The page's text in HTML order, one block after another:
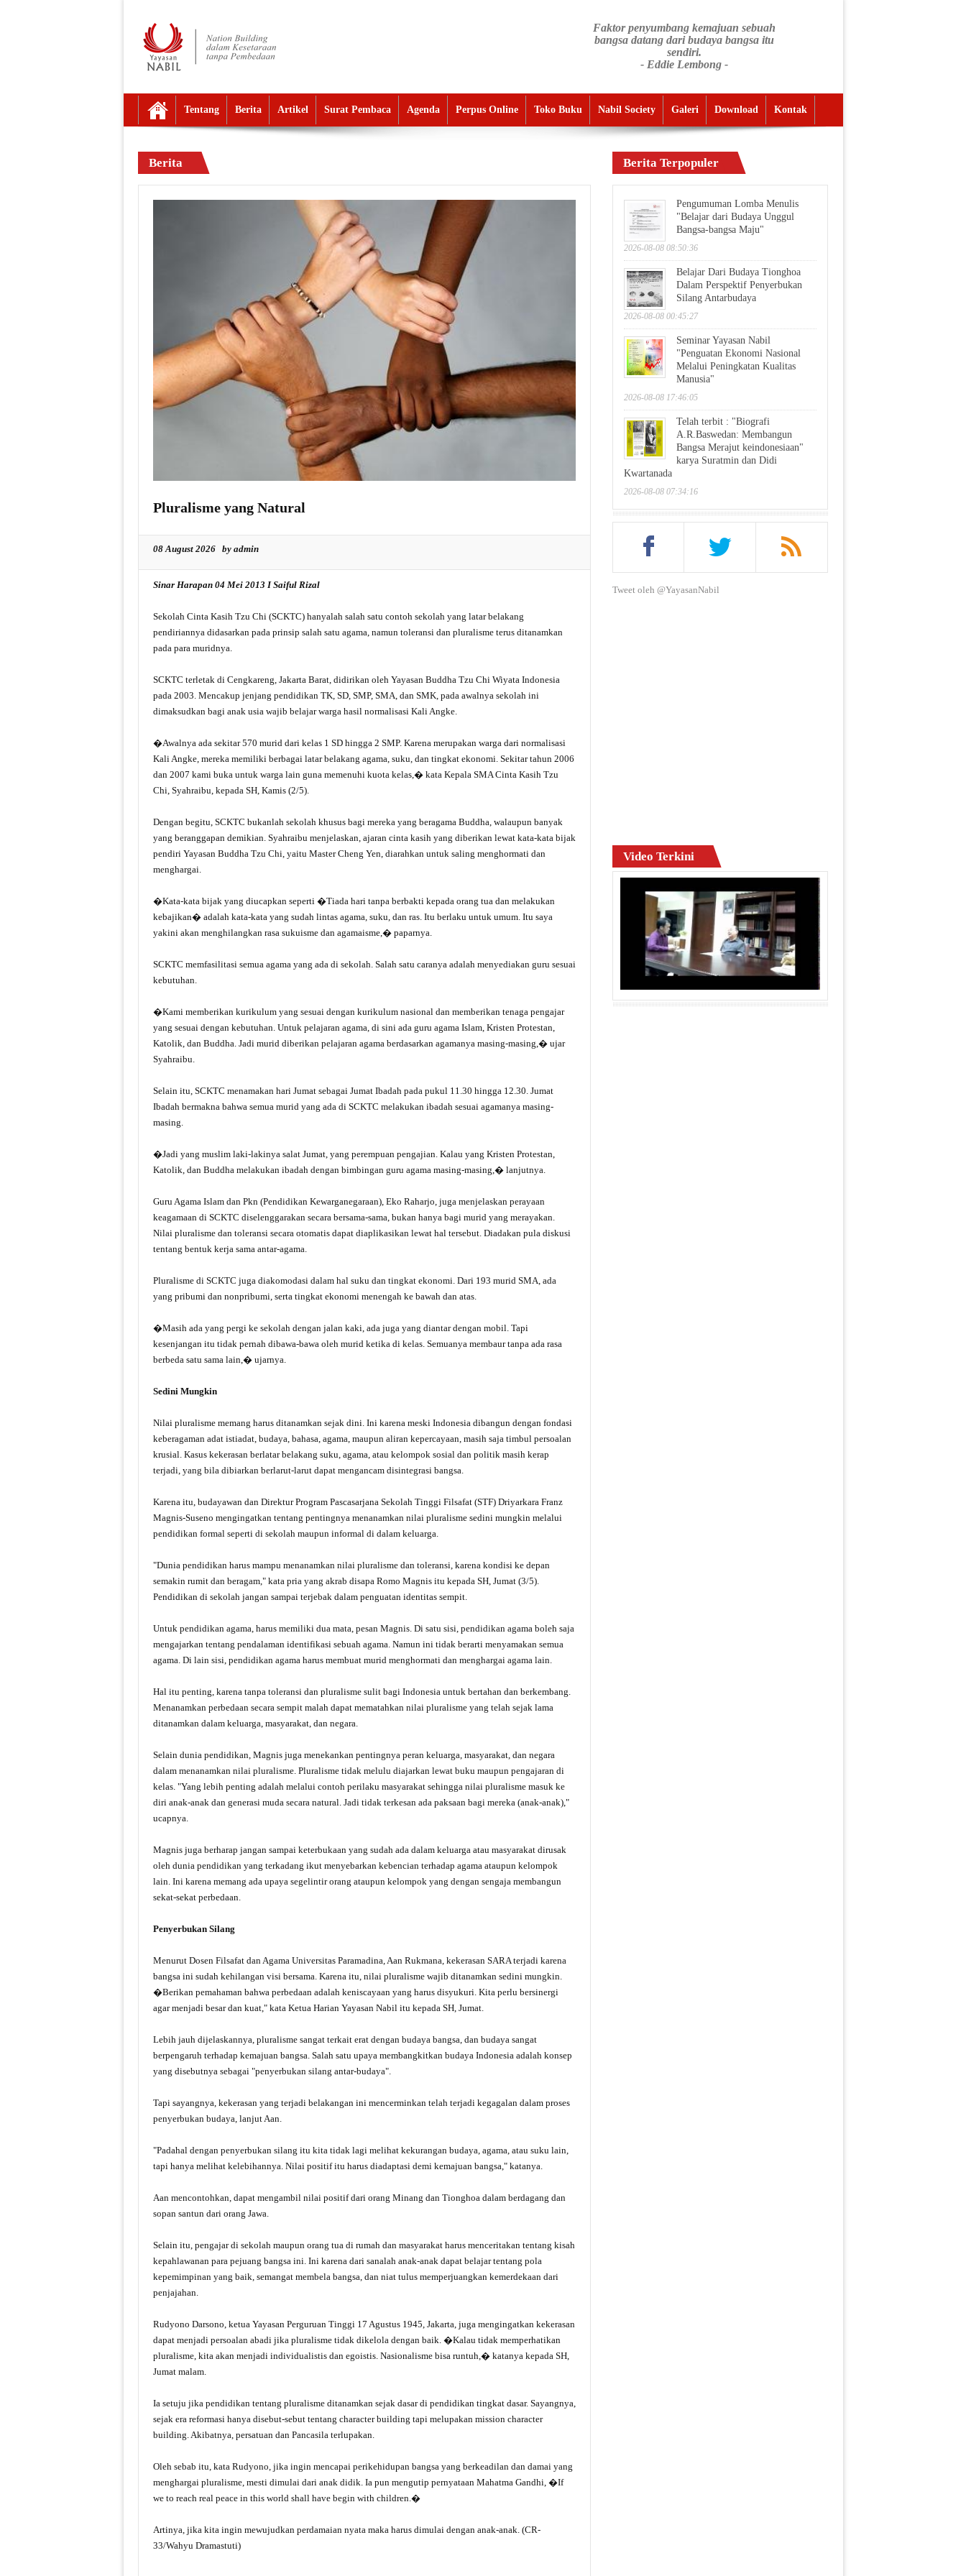
Faktor penyumbang kemajuan sebuah
bangsa datang dari budaya bangsa itu
sendiri.
- Eddie Lembong -
Tentang Berita Artikel Surat Pembaca Agenda Perpus Online Toko Buku Nabil Society Galeri Download Kontak
Berita
Pluralisme yang Natural
08 August 2026 by admin
Sinar Harapan 04 Mei 2013 I Saiful Rizal
Sekolah Cinta Kasih Tzu Chi (SCKTC) hanyalah salah satu contoh sekolah yang latar belakang
pendiriannya didasarkan pada prinsip salah satu agama, namun toleransi dan pluralisme terus ditanamkan
pada para muridnya.
SCKTC terletak di Cengkareng, Jakarta Barat, didirikan oleh Yayasan Buddha Tzu Chi Wiyata Indonesia
pada 2003. Mencakup jenjang pendidikan TK, SD, SMP, SMA, dan SMK, pada awalnya sekolah ini
dimaksudkan bagi anak usia wajib belajar warga hasil normalisasi Kali Angke.
�Awalnya ada sekitar 570 murid dari kelas 1 SD hingga 2 SMP. Karena merupakan warga dari normalisasi
Kali Angke, mereka memiliki berbagai latar belakang agama, suku, dan tingkat ekonomi. Sekitar tahun 2006
dan 2007 kami buka untuk warga lain guna memenuhi kuota kelas,� kata Kepala SMA Cinta Kasih Tzu
Chi, Syahraibu, kepada SH, Kamis (2/5).
Dengan begitu, SCKTC bukanlah sekolah khusus bagi mereka yang beragama Buddha, walaupun banyak
yang beranggapan demikian. Syahraibu menjelaskan, ajaran cinta kasih yang diberikan lewat kata-kata bijak
pendiri Yayasan Buddha Tzu Chi, yaitu Master Cheng Yen, diarahkan untuk saling menghormati dan
menghargai.
�Kata-kata bijak yang diucapkan seperti �Tiada hari tanpa berbakti kepada orang tua dan melakukan
kebajikan� adalah kata-kata yang sudah lintas agama, suku, dan ras. Itu berlaku untuk umum. Itu saya
yakini akan menghilangkan rasa sukuisme dan agamaisme,� paparnya.
SCKTC memfasilitasi semua agama yang ada di sekolah. Salah satu caranya adalah menyediakan guru sesuai
kebutuhan.
�Kami memberikan kurikulum yang sesuai dengan kurikulum nasional dan memberikan tenaga pengajar
yang sesuai dengan kebutuhan. Untuk pelajaran agama, di sini ada guru agama Islam, Kristen Protestan,
Katolik, dan Buddha. Jadi murid diberikan pelajaran agama berdasarkan agamanya masing-masing,� ujar
Syahraibu.
Selain itu, SCKTC menamakan hari Jumat sebagai Jumat Ibadah pada pukul 11.30 hingga 12.30. Jumat
Ibadah bermakna bahwa semua murid yang ada di SCKTC melakukan ibadah sesuai agamanya masing-
masing.
�Jadi yang muslim laki-lakinya salat Jumat, yang perempuan pengajian. Kalau yang Kristen Protestan,
Katolik, dan Buddha melakukan ibadah dengan bimbingan guru agama masing-masing,� lanjutnya.
Guru Agama Islam dan Pkn (Pendidikan Kewarganegaraan), Eko Raharjo, juga menjelaskan perayaan
keagamaan di SCKTC diselenggarakan secara bersama-sama, bukan hanya bagi murid yang merayakan.
Nilai pluralisme dan toleransi secara otomatis dapat diaplikasikan lewat hal tersebut. Diadakan pula diskusi
tentang bentuk kerja sama antar-agama.
Pluralisme di SCKTC juga diakomodasi dalam hal suku dan tingkat ekonomi. Dari 193 murid SMA, ada
yang pribumi dan nonpribumi, serta tingkat ekonomi menengah ke bawah dan atas.
�Masih ada yang pergi ke sekolah dengan jalan kaki, ada juga yang diantar dengan mobil. Tapi
kesenjangan itu tidak pernah dibawa-bawa oleh murid ketika di kelas. Semuanya membaur tanpa ada rasa
berbeda satu sama lain,� ujarnya.
Sedini Mungkin
Nilai pluralisme memang harus ditanamkan sejak dini. Ini karena meski Indonesia dibangun dengan fondasi
keberagaman adat istiadat, budaya, bahasa, agama, maupun aliran kepercayaan, masih saja timbul persoalan
krusial. Kasus kekerasan berlatar belakang suku, agama, atau kelompok sosial dan politik masih kerap
terjadi, yang bila dibiarkan berlarut-larut dapat mengancam disintegrasi bangsa.
Karena itu, budayawan dan Direktur Program Pascasarjana Sekolah Tinggi Filsafat (STF) Driyarkara Franz
Magnis-Suseno mengingatkan tentang pentingnya menanamkan nilai pluralisme sedini mungkin melalui
pendidikan formal seperti di sekolah maupun informal di dalam keluarga.
"Dunia pendidikan harus mampu menanamkan nilai pluralisme dan toleransi, karena kondisi ke depan
semakin rumit dan beragam," kata pria yang akrab disapa Romo Magnis itu kepada SH, Jumat (3/5).
Pendidikan di sekolah jangan sampai terjebak dalam penguatan identitas sempit.
Untuk pendidikan agama, harus memiliki dua mata, pesan Magnis. Di satu sisi, pendidikan agama boleh saja
mengajarkan tentang pendalaman identifikasi sebuah agama. Namun ini tidak berarti menyamakan semua
agama. Di lain sisi, pendidikan agama harus membuat murid menghormati dan menghargai agama lain.
Hal itu penting, karena tanpa toleransi dan pluralisme sulit bagi Indonesia untuk bertahan dan berkembang.
Menanamkan perbedaan secara sempit malah dapat mematahkan nilai pluralisme yang telah sejak lama
ditanamkan dalam keluarga, masyarakat, dan negara.
Selain dunia pendidikan, Magnis juga menekankan pentingnya peran keluarga, masyarakat, dan negara
dalam menanamkan nilai pluralisme. Pluralisme tidak melulu diajarkan lewat buku maupun pengajaran di
kelas. "Yang lebih penting adalah melalui contoh perilaku masyarakat sehingga nilai pluralisme masuk ke
diri anak-anak dan generasi muda secara natural. Jadi tidak terkesan ada paksaan bagi mereka (anak-anak),"
ucapnya.
Magnis juga berharap jangan sampai keterbukaan yang sudah ada dalam keluarga atau masyarakat dirusak
oleh dunia pendidikan yang terkadang ikut menyebarkan kebencian terhadap agama ataupun kelompok
lain. Ini karena memang ada upaya segelintir orang ataupun kelompok yang dengan sengaja membangun
sekat-sekat perbedaan.
Penyerbukan Silang
Menurut Dosen Filsafat dan Agama Universitas Paramadina, Aan Rukmana, kekerasan SARA terjadi karena
bangsa ini sudah kehilangan visi bersama. Karena itu, nilai pluralisme wajib ditanamkan sedini mungkin.
�Berikan pemahaman bahwa perbedaan adalah keniscayaan yang harus disyukuri. Kita perlu bersinergi
agar menjadi besar dan kuat," kata Ketua Harian Yayasan Nabil itu kepada SH, Jumat.
Lebih jauh dijelaskannya, pluralisme sangat terkait erat dengan budaya bangsa, dan budaya sangat
berpengaruh terhadap kemajuan bangsa. Salah satu upaya membangkitkan budaya Indonesia adalah konsep
yang disebutnya sebagai "penyerbukan silang antar-budaya".
Tapi sayangnya, kekerasan yang terjadi belakangan ini mencerminkan telah terjadi kegagalan dalam proses
penyerbukan budaya, lanjut Aan.
"Padahal dengan penyerbukan silang itu kita tidak lagi melihat kekurangan budaya, agama, atau suku lain,
tapi hanya melihat kelebihannya. Nilai positif itu harus diadaptasi demi kemajuan bangsa," katanya.
Aan mencontohkan, dapat mengambil nilai positif dari orang Minang dan Tionghoa dalam berdagang dan
sopan santun dari orang Jawa.
Selain itu, pengajar di sekolah maupun orang tua di rumah dan masyarakat harus menceritakan tentang kisah
kepahlawanan para pejuang bangsa ini. Ini karena dari sanalah anak-anak dapat belajar tentang pola
kepemimpinan yang baik, semangat membela bangsa, dan niat tulus memperjuangkan kemerdekaan dari
penjajahan.
Rudyono Darsono, ketua Yayasan Perguruan Tinggi 17 Agustus 1945, Jakarta, juga mengingatkan kekerasan
dapat menjadi persoalan abadi jika pluralisme tidak dikelola dengan baik. �Kalau tidak memperhatikan
pluralisme, kita akan menjadi individualistis dan egoistis. Nasionalisme bisa runtuh,� katanya kepada SH,
Jumat malam.
Ia setuju jika pendidikan tentang pluralisme ditanamkan sejak dasar di pendidikan tingkat dasar. Sayangnya,
sejak era reformasi hanya disebut-sebut tentang character building tapi melupakan mission character
building. Akibatnya, persatuan dan Pancasila terlupakan.
Oleh sebab itu, kata Rudyono, jika ingin mencapai perikehidupan bangsa yang berkeadilan dan damai yang
menghargai pluralisme, mesti dimulai dari anak didik. Ia pun mengutip pernyataan Mahatma Gandhi, �If
we to reach real peace in this world shall have begin with children.�
Artinya, jika kita ingin mewujudkan perdamaian nyata maka harus dimulai dengan anak-anak. (CR-
33/Wahyu Dramastuti)
Berita Terpopuler
Pengumuman Lomba Menulis
"Belajar dari Budaya Unggul
Bangsa-bangsa Maju"
2026-08-08 08:50:36
Belajar Dari Budaya Tionghoa
Dalam Perspektif Penyerbukan
Silang Antarbudaya
2026-08-08 00:45:27
Seminar Yayasan Nabil
"Penguatan Ekonomi Nasional
Melalui Peningkatan Kualitas
Manusia"
2026-08-08 17:46:05
Telah terbit : "Biografi
A.R.Baswedan: Membangun
Bangsa Merajut keindonesiaan"
karya Suratmin dan Didi
Kwartanada
2026-08-08 07:34:16
Tweet oleh @YayasanNabil
Video Terkini